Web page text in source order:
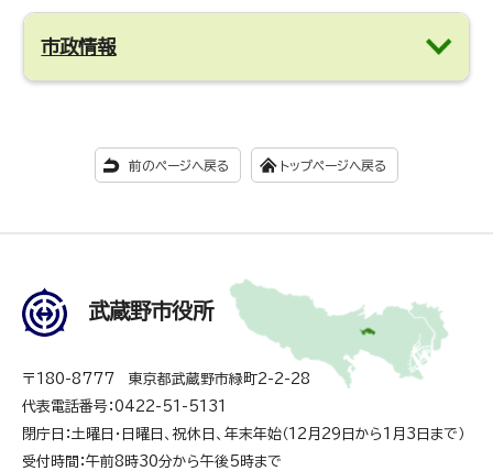
市政情報
前のページへ戻る トップページへ戻る
武蔵野市役所
〒180-8777 東京都武蔵野市緑町2-2-28
代表電話番号：0422-51-5131
閉庁日：土曜日・日曜日、祝休日、年末年始（12月29日から1月3日まで）
受付時間：午前8時30分から午後5時まで